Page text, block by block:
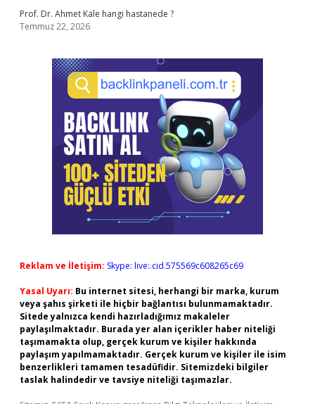
Prof. Dr. Ahmet Kale hangi hastanede ?
Temmuz 22, 2026
Reklam ve İletişim: Skype: live:.cid.575569c608265c69
Yasal Uyarı: Bu internet sitesi, herhangi bir marka, kurum
veya şahıs şirketi ile hiçbir bağlantısı bulunmamaktadır.
Sitede yalnızca kendi hazırladığımız makaleler
paylaşılmaktadır. Burada yer alan içerikler haber niteliği
taşımamakta olup, gerçek kurum ve kişiler hakkında
paylaşım yapılmamaktadır. Gerçek kurum ve kişiler ile isim
benzerlikleri tamamen tesadüfidir. Sitemizdeki bilgiler
taslak halindedir ve tavsiye niteliği taşımazlar.